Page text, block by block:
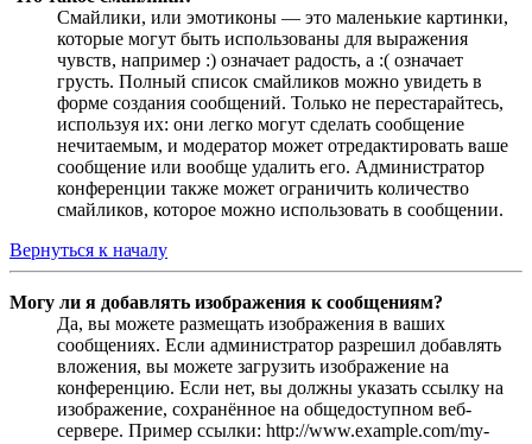
Смайлики, или эмотиконы — это маленькие картинки,
которые могут быть использованы для выражения
чувств, например :) означает радость, а :( означает
грусть. Полный список смайликов можно увидеть в
форме создания сообщений. Только не перестарайтесь,
используя их: они легко могут сделать сообщение
нечитаемым, и модератор может отредактировать ваше
сообщение или вообще удалить его. Администратор
конференции также может ограничить количество
смайликов, которое можно использовать в сообщении.
Вернуться к началу
Могу ли я добавлять изображения к сообщениям?
Да, вы можете размещать изображения в ваших
сообщениях. Если администратор разрешил добавлять
вложения, вы можете загрузить изображение на
конференцию. Если нет, вы должны указать ссылку на
изображение, сохранённое на общедоступном веб-
сервере. Пример ссылки: http://www.example.com/my-